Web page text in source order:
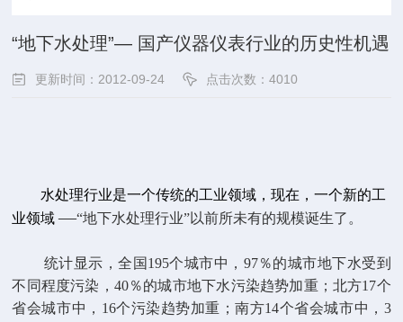
“地下水处理”— 国产仪器仪表行业的历史性机遇
更新时间：2012-09-24 点击次数：4010
水处理行业是一个传统的工业领域，现在，一个新的工
业领域—“地下水处理行业”以前所未有的规模诞生了。
统计显示，全国 195个城市中， 97％的城市地下水受到
不同程度污染， 40％的城市地下水污染趋势加重；北方17个
省会城市中， 16个污染趋势加重；南方14个省会城市中， 3